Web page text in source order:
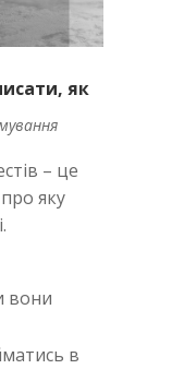
як
– це
яку
вони
в